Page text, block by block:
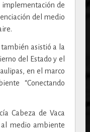
de
del medio
asistió a la
del Estado y el
en el marco
“Conectando
Cabeza de Vaca
al medio ambiente